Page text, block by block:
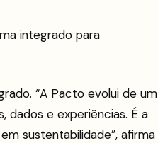
integrado para
“A Pacto evolui de um
dados e experiências. É a
sustentabilidade”, afirma